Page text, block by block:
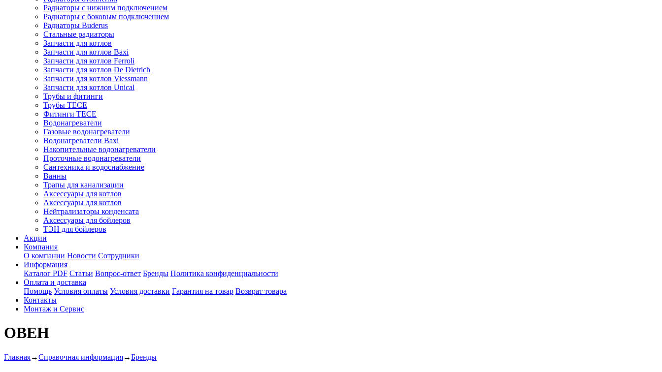
Радиаторы с нижним подключением
Радиаторы с боковым подключением
Радиаторы Buderus
Стальные радиаторы
Запчасти для котлов
Запчасти для котлов Baxi
Запчасти для котлов Ferroli
Запчасти для котлов De Dietrich
Запчасти для котлов Viessmann
Запчасти для котлов Unical
Трубы и фитинги
Трубы TECE
Фитинги TECE
Водонагреватели
Газовые водонагреватели
Водонагреватели Baxi
Накопительные водонагреватели
Проточные водонагреватели
Сантехника и водоснабжение
Ванны
Трапы для канализации
Аксессуары для котлов
Аксессуары для котлов
Нейтрализаторы конденсата
Аксессуары для бойлеров
ТЭН для бойлеров
Акции
Компания
О компании Новости Сотрудники
Информация
Каталог PDF Статьи Вопрос-ответ Бренды Политика конфиденциальности
Оплата и доставка
Помощь Условия оплаты Условия доставки Гарантия на товар Возврат товара
Контакты
Монтаж и Сервис
ОВЕН
Главная→Справочная информация→Бренды